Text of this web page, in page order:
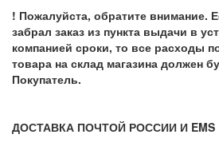
! Пожалуйста, обратите внимание.
забрал заказ из пункта выдачи в
компанией сроки, то все расходы
товара на склад магазина должен
Покупатель.
ДОСТАВКА ПОЧТОЙ РОССИИ И EMS